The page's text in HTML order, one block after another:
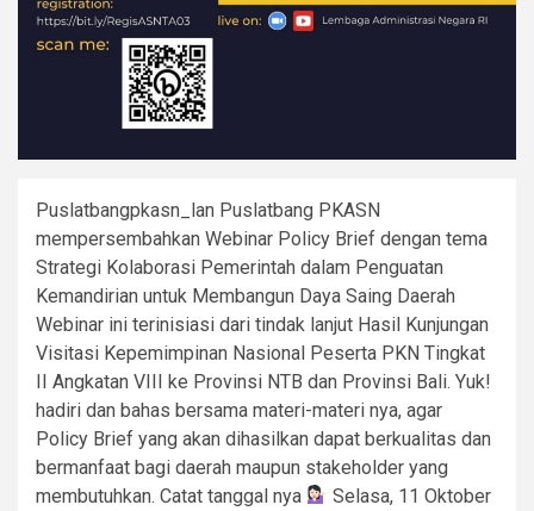
Puslatbangpkasn_lan Puslatbang PKASN
mempersembahkan Webinar Policy Brief dengan tema
Strategi Kolaborasi Pemerintah dalam Penguatan
Kemandirian untuk Membangun Daya Saing Daerah
Webinar ini terinisiasi dari tindak lanjut Hasil Kunjungan
Visitasi Kepemimpinan Nasional Peserta PKN Tingkat
II Angkatan VIII ke Provinsi NTB dan Provinsi Bali. Yuk!
hadiri dan bahas bersama materi-materi nya, agar
Policy Brief yang akan dihasilkan dapat berkualitas dan
bermanfaat bagi daerah maupun stakeholder yang
membutuhkan. Catat tanggal nya
Selasa, 11 Oktober